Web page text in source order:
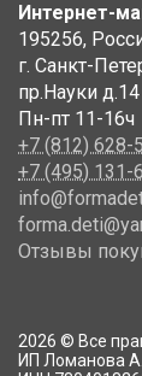
Интернет-
195256,
г. Санкт-
пр.Науки д.14
Пн-пт 11-16ч
+7 (812) 628-
+7 (495) 131-
Отзывы
2026 © Все
ИП Ломанова